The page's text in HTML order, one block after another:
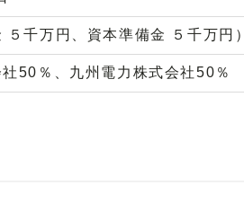
５千万円、資本準備金 ５千万円）
50％、九州電力株式会社50％